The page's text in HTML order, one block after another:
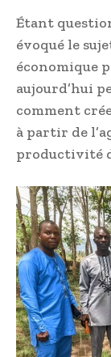
Étant
évoqué le
économique
aujourd’hui
comment
à partir de
productivité